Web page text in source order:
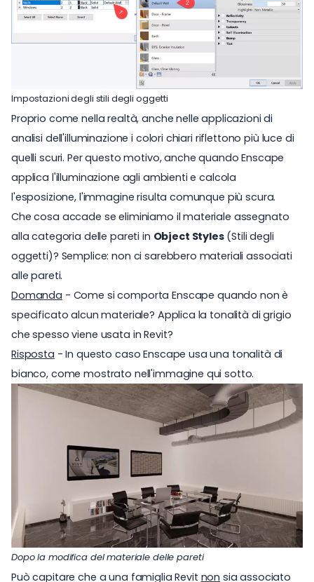
Impostazioni degli stili degli oggetti
Proprio come nella realtà, anche nelle applicazioni di
analisi dell'illuminazione i colori chiari riflettono più luce di
quelli scuri. Per questo motivo, anche quando Enscape
applica l'illuminazione agli ambienti e calcola
l'esposizione, l'immagine risulta comunque più scura.
Che cosa accade se eliminiamo il materiale assegnato
alla categoria delle pareti in Object Styles(Stili degli
oggetti)? Semplice: non ci sarebbero materiali associati
alle pareti.
Domanda - Come si comporta Enscape quando non è
specificato alcun materiale? Applica la tonalità di grigio
che spesso viene usata in Revit?
Risposta - In questo caso Enscape usa una tonalità di
bianco, come mostrato nell'immagine qui sotto.
Dopo la modifica del materiale delle pareti
Può capitare che a una famiglia Revit non sia associato